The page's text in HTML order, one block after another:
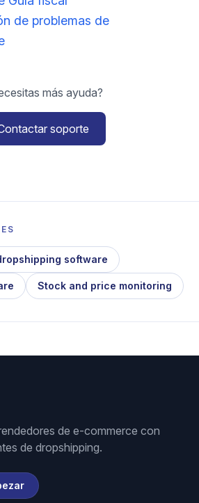
de problemas de
más ayuda?
soporte
software
Stock and price monitoring
de e-commerce con
de dropshipping.